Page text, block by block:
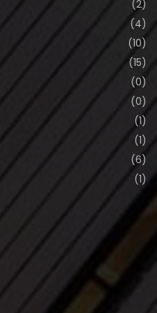
(2)
(4)
(10)
(15)
(0)
(0)
(1)
(1)
(6)
(1)